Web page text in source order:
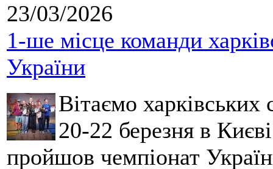
23/03/2026
1-ше місце команди
України
Вітаємо
20-22 березня в
пройшов чемпіонат